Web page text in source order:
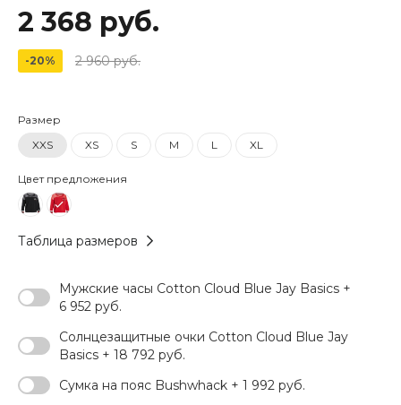
2 368 руб.
-20% 2 960 руб.
Размер
XXS
XS S M L XL
Цвет предложения
Таблица размеров
Мужские часы Cotton Cloud Blue Jay Basics +
6 952 руб.
Солнцезащитные очки Cotton Cloud Blue Jay
Basics + 18 792 руб.
Сумка на пояс Bushwhack + 1 992 руб.